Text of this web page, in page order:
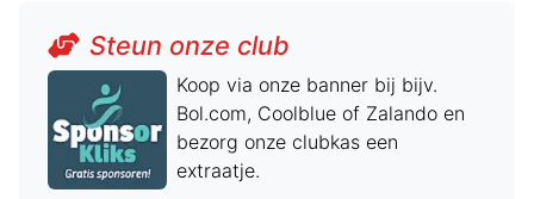
Steun onze club
Koop via onze banner bij bijv.
Bol.com, Coolblue of Zalando en
bezorg onze clubkas een
extraatje.